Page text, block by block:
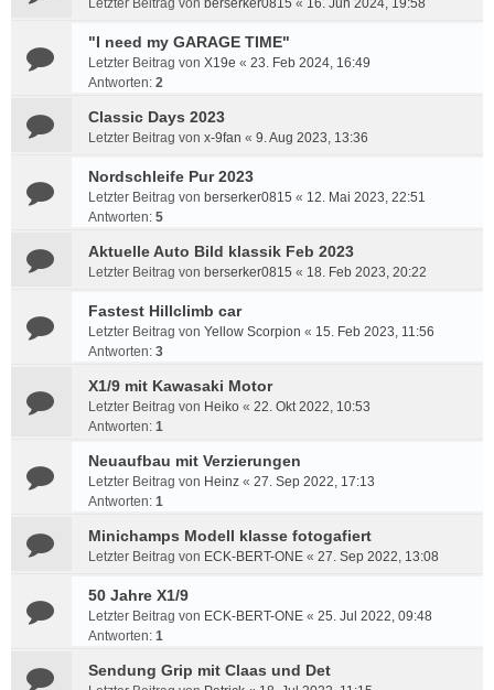
Letzter Beitrag von berserker0815 « 16. Jun 2024, 19:58
"I need my GARAGE TIME"
Letzter Beitrag von X19e « 23. Feb 2024, 16:49
Antworten: 2
Classic Days 2023
Letzter Beitrag von x-9fan « 9. Aug 2023, 13:36
Nordschleife Pur 2023
Letzter Beitrag von berserker0815 « 12. Mai 2023, 22:51
Antworten: 5
Aktuelle Auto Bild klassik Feb 2023
Letzter Beitrag von berserker0815 « 18. Feb 2023, 20:22
Fastest Hillclimb car
Letzter Beitrag von Yellow Scorpion « 15. Feb 2023, 11:56
Antworten: 3
X1/9 mit Kawasaki Motor
Letzter Beitrag von Heiko « 22. Okt 2022, 10:53
Antworten: 1
Neuaufbau mit Verzierungen
Letzter Beitrag von Heinz « 27. Sep 2022, 17:13
Antworten: 1
Minichamps Modell klasse fotogafiert
Letzter Beitrag von ECK-BERT-ONE « 27. Sep 2022, 13:08
50 Jahre X1/9
Letzter Beitrag von ECK-BERT-ONE « 25. Jul 2022, 09:48
Antworten: 1
Sendung Grip mit Claas und Det